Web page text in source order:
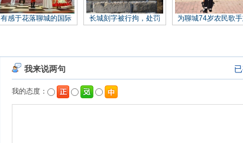
有感于花落聊城的国际 长城刻字被行拘，处罚 为聊城74岁农民歌手